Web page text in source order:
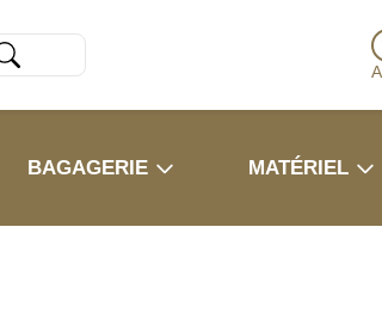
BAGAGERIE MATÉRIEL